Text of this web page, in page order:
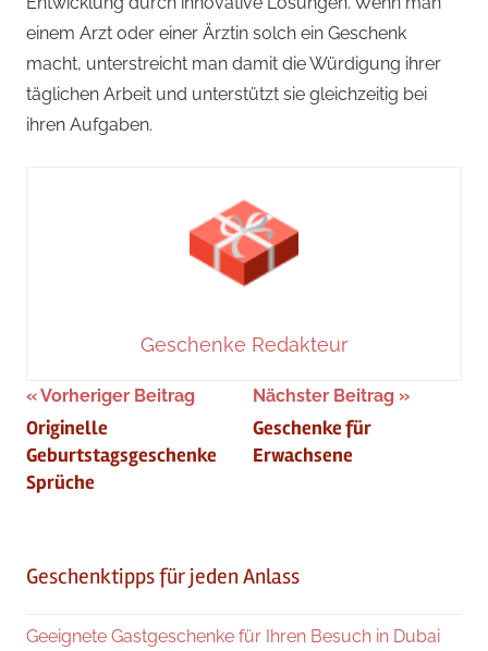
einem Arzt oder einer Ärztin solch ein Geschenk
macht, unterstreicht man damit die Würdigung ihrer
täglichen Arbeit und unterstützt sie gleichzeitig bei
ihren Aufgaben.
Geschenke Redakteur
Beitragsnavigation
Vorheriger Beitrag
Originelle
Geburtstagsgeschenke
Sprüche
Nächster Beitrag
Geschenke für
Erwachsene
Geschenktipps für jeden Anlass
Geeignete Gastgeschenke für Ihren Besuch in Dubai